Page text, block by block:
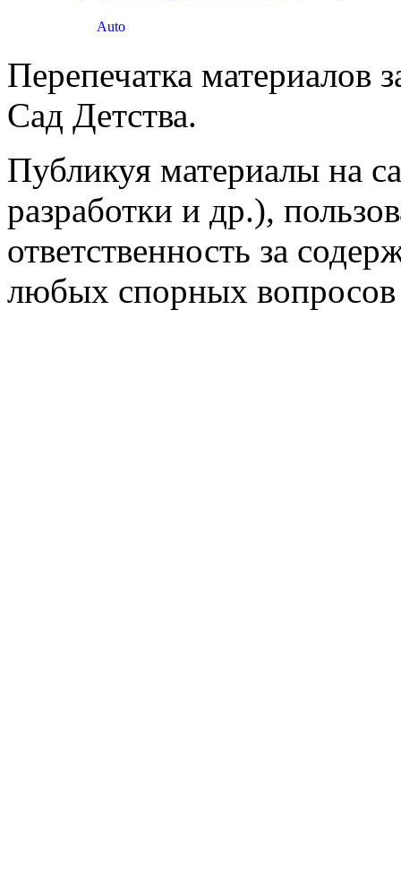
Перепечатка
Сад Детства.
Публикуя материалы на
разработки и др.),
ответственность за
любых спорных